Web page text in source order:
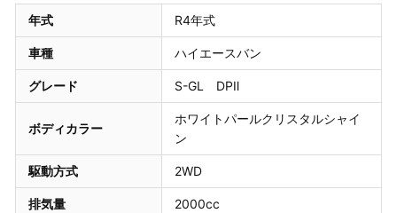
年式 R4年式
車種 ハイエースバン
グレード S-GL DPⅡ
ボディカラー
ホワイトパールクリスタルシャイ
ン
駆動方式 2WD
排気量 2000cc